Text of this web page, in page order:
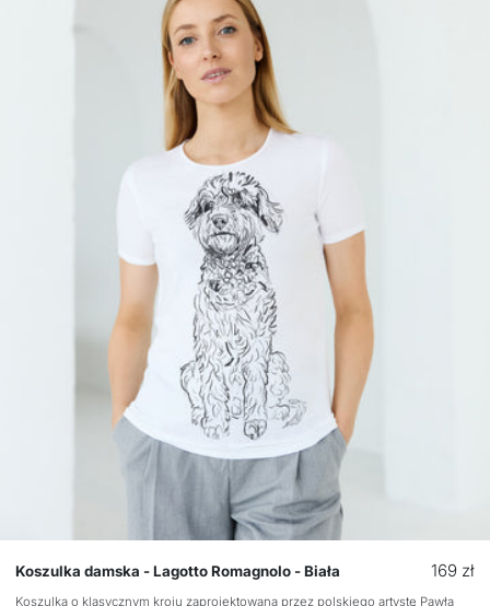
Koszulka damska - Lagotto Romagnolo - Biała
Cena
169 zł
Koszulka o klasycznym kroju zaprojektowana przez polskiego artystę Pawła